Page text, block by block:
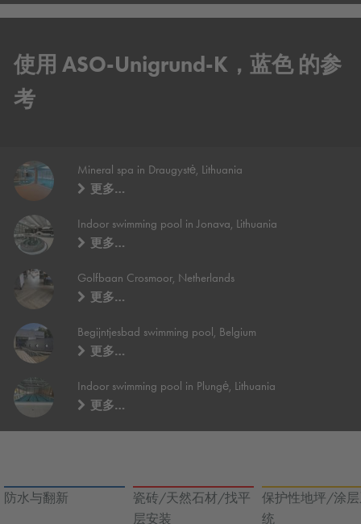
使用 ASO-Unigrund-K，蓝色 的参
考
Mineral spa in Draugystė, Lithuania
更多…
Indoor swimming pool in Jonava, Lithuania
更多…
Golfbaan Crosmoor, Netherlands
更多…
Begijntjesbad swimming pool, Belgium
更多…
Indoor swimming pool in Plungė, Lithuania
更多…
防水与翻新
瓷砖/天然石材/找平
层安装
保护性地坪/涂
统